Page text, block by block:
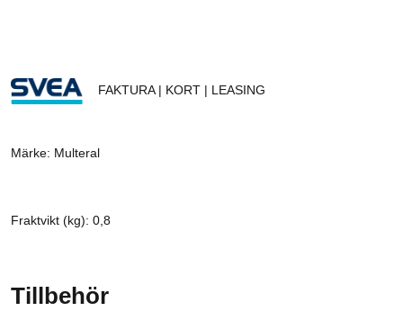
FAKTURA | KORT | LEASING
Märke: Multeral
Fraktvikt (kg): 0,8
Tillbehör